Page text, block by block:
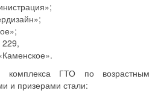
комплекса ГТО по возрастным
и призерами стали: